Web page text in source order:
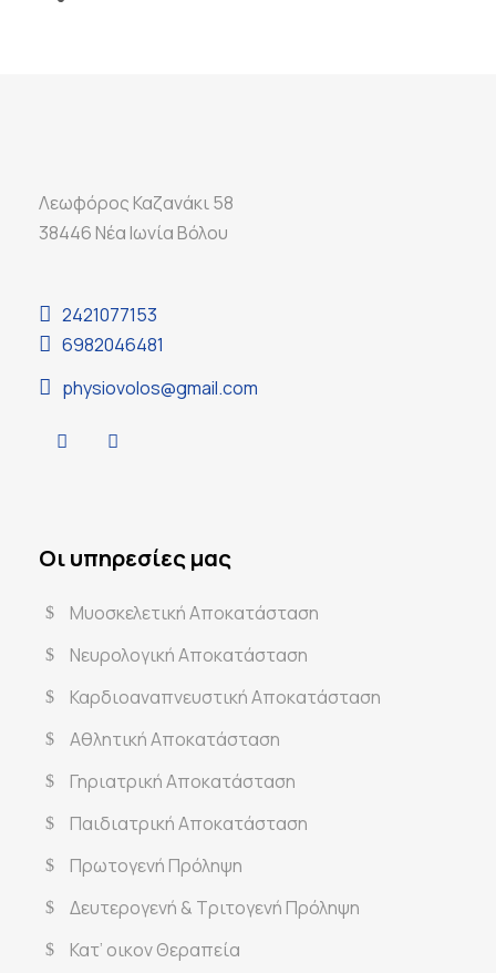
Λεωφόρος Καζανάκι 58
38446 Νέα Ιωνία Βόλου
2421077153
6982046481
physiovolos@gmail.com
Οι υπηρεσίες μας
Μυοσκελετική Αποκατάσταση
Νευρολογική Αποκατάσταση
Καρδιοαναπνευστική Αποκατάσταση
Αθλητική Αποκατάσταση
Γηριατρική Αποκατάσταση
Παιδιατρική Αποκατάσταση
Πρωτογενή Πρόληψη
Δευτερογενή & Τριτογενή Πρόληψη
Κατ’ οικον Θεραπεία